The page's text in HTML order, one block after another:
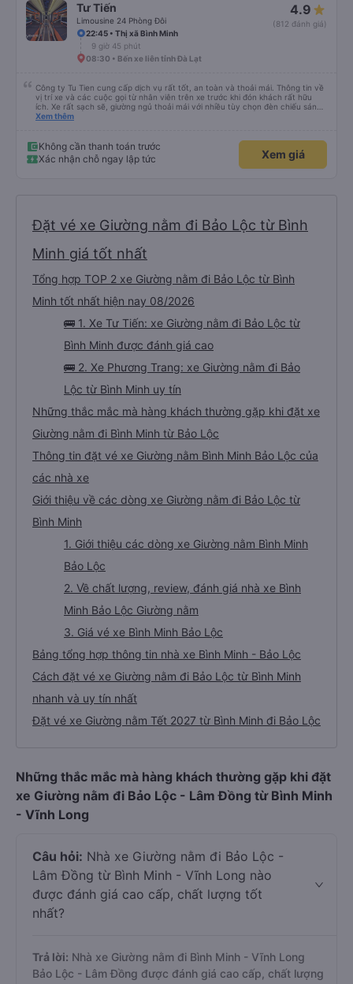
Tư Tiến
Limousine 24 Phòng Đôi
4.9
(812 đánh giá)
22:45 • Thị xã Bình Minh
9 giờ 45 phút
08:30 • Bến xe liên tỉnh Đà Lạt
Công ty Tu Tien cung cấp dịch vụ rất tốt, an toàn và thoải mái. Thông tin về
vị trí xe và các cuộc gọi từ nhân viên trên xe trước khi đón khách rất hữu
ích. Xe rất sạch sẽ, giường ngủ thoải mái với nhiều tùy chọn đèn chiếu sáng
và cổng USB được đặt ở vị trí thuận tiện. Nhân viên rất lịch sự và xe đến
Xem thêm
Không cần thanh toán trước
Xác nhận chỗ ngay lập tức
Xem giá
Đặt vé xe Giường nằm đi Bảo Lộc từ Bình
Minh giá tốt nhất
Tổng hợp TOP 2 xe Giường nằm đi Bảo Lộc từ Bình
Minh tốt nhất hiện nay 08/2026
🚌 1. Xe Tư Tiến: xe Giường nằm đi Bảo Lộc từ
Bình Minh được đánh giá cao
🚌 2. Xe Phương Trang: xe Giường nằm đi Bảo
Lộc từ Bình Minh uy tín
Những thắc mắc mà hàng khách thường gặp khi đặt xe
Giường nằm đi Bình Minh từ Bảo Lộc
Thông tin đặt vé xe Giường nằm Bình Minh Bảo Lộc của
các nhà xe
Giới thiệu về các dòng xe Giường nằm đi Bảo Lộc từ
Bình Minh
1. Giới thiệu các dòng xe Giường nằm Bình Minh
Bảo Lộc
2. Về chất lượng, review, đánh giá nhà xe Bình
Minh Bảo Lộc Giường nằm
3. Giá vé xe Bình Minh Bảo Lộc
Bảng tổng hợp thông tin nhà xe Bình Minh - Bảo Lộc
Cách đặt vé xe Giường nằm đi Bảo Lộc từ Bình Minh
nhanh và uy tín nhất
Đặt vé xe Giường nằm Tết 2027 từ Bình Minh đi Bảo Lộc
Những thắc mắc mà hàng khách thường gặp khi đặt
xe Giường nằm đi Bảo Lộc - Lâm Đồng từ Bình Minh
- Vĩnh Long
Câu hỏi: Nhà xe Giường nằm đi Bảo Lộc -
Lâm Đồng từ Bình Minh - Vĩnh Long nào
được đánh giá cao cấp, chất lượng tốt
nhất?
Trả lời: Nhà xe Giường nằm đi Bình Minh - Vĩnh Long
Bảo Lộc - Lâm Đồng được đánh giá cao cấp, chất lượng